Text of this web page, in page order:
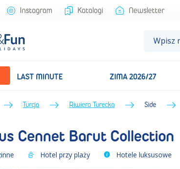
Instagram Katalogi Newsletter
LAST MINUTE ZIMA 2026/27
Turcja Riwiera Turecka Side
Cennet Barut Collection
Hotel przy plaży Hotele luksusowe
(Lato 2026) • Riwiera Turecka • Turcja • BP Sun&Fun